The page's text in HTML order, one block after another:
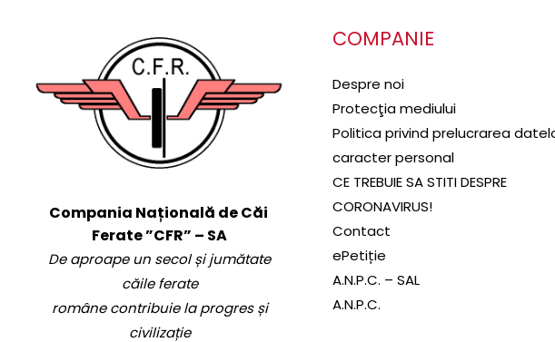
Compania Națională de Căi
Ferate ”CFR” – SA
De aproape un secol și jumătate
căile ferate
române contribuie la progres și
civilizație
COMPANIE
Despre noi
Protecţia mediului
Politica privind prelucrarea
caracter personal
CE TREBUIE SA STITI DESPRE
CORONAVIRUS!
Contact
ePetiție
A.N.P.C. – SAL
A.N.P.C.